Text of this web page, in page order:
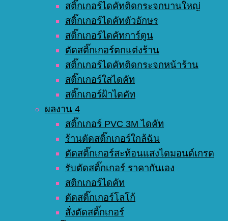
สติ๊กเกอร์ไดคัทติดกระจกบานใหญ่
สติ๊กเกอร์ไดคัทตัวอักษร
สติ๊กเกอร์ไดคัทการ์ตูน
ตัดสติ๊กเกอร์ตกแต่งร้าน
สติ๊กเกอร์ไดคัทติดกระจกหน้าร้าน
สติ๊กเกอร์ใสไดคัท
สติ๊กเกอร์ฝ้าไดคัท
ผลงาน 4
สติ๊กเกอร์ PVC 3M ไดคัท
ร้านตัดสติ๊กเกอร์ใกล้ฉัน
ตัดสติ๊กเกอร์สะท้อนแสงไดมอนด์เกรด
รับตัดสติ๊กเกอร์ ราคากันเอง
สติกเกอร์ไดคัท
ตัดสติ๊กเกอร์โลโก้
สั่งตัดสติ๊กเกอร์